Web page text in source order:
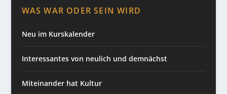
WAS WAR ODER SEIN WIRD
Neu im Kurskalender
Interessantes von neulich und demnächst
Miteinander hat Kultur